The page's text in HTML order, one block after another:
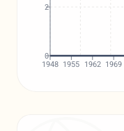
1948 1955 1962 1969
0
2